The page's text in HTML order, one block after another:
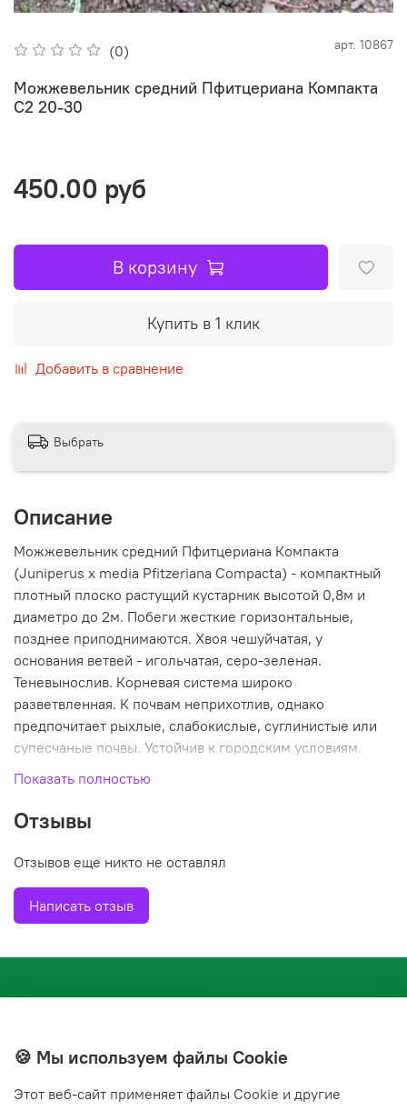
(0) арт. 10867
Можжевельник средний Пфитцериана Компакта
C2 20-30
450.00 руб
В корзину
Купить в 1 клик
Добавить в сравнение
Выбрать
Описание
Можжевельник средний Пфитцериана Компакта
(Juniperus x media Pfitzeriana Compacta) - компактный
плотный плоско растущий кустарник высотой 0,8м и
диаметро до 2м. Побеги жесткие горизонтальные,
позднее приподнимаются. Хвоя чешуйчатая, у
основания ветвей - игольчатая, серо-зеленая.
Теневынослив. Корневая система широко
разветвленная. К почвам неприхотлив, однако
предпочитает рыхлые, слабокислые, суглинистые или
супесчаные почвы. Устойчив к городским условиям.
Используется в групповых и одиночных посадках, для
Показать полностью
Отзывы
Отзывов еще никто не оставлял
Написать отзыв
+7(843) 210-20-24
🍪 Мы используем файлы Cookie
Этот веб‑сайт применяет файлы Cookie и другие